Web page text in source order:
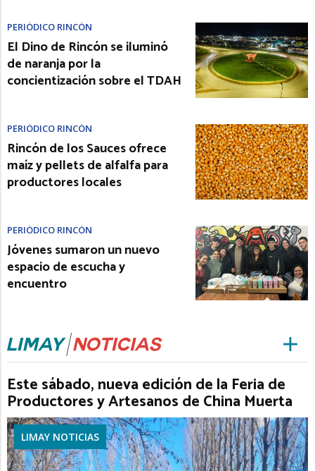
PERIÓDICO RINCÓN
El Dino de Rincón se iluminó
de naranja por la
concientización sobre el TDAH
PERIÓDICO RINCÓN
Rincón de los Sauces ofrece
maíz y pellets de alfalfa para
productores locales
PERIÓDICO RINCÓN
Jóvenes sumaron un nuevo
espacio de escucha y
encuentro
Este sábado, nueva edición de la Feria de
Productores y Artesanos de China Muerta
LIMAY NOTICIAS